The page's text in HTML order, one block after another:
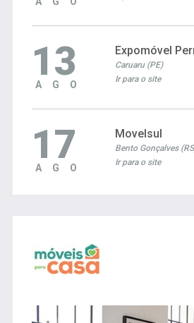
13
AGO
Expomóvel
Caruaru (PE)
Ir para o site
17
AGO
Movelsul
Bento Gonçalves
Ir para o site